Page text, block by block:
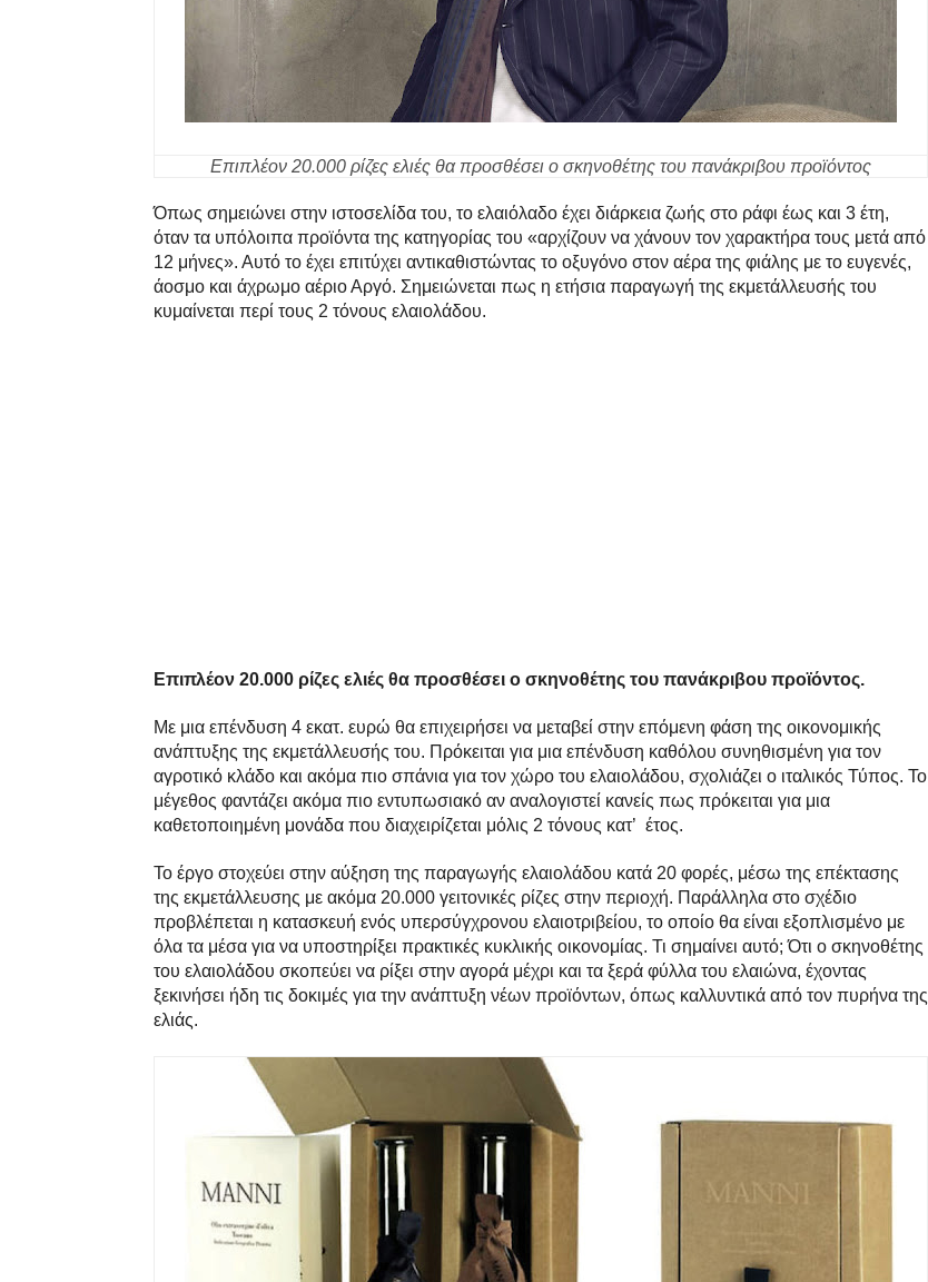
Επιπλέον 20.000 ρίζες ελιές θα προσθέσει ο σκηνοθέτης του πανάκριβου προϊόντος
Όπως σημειώνει στην ιστοσελίδα του, το ελαιόλαδο έχει διάρκεια ζωής στο ράφι έως και 3 έτη,
όταν τα υπόλοιπα προϊόντα της κατηγορίας του «αρχίζουν να χάνουν τον χαρακτήρα τους μετά από
12 μήνες». Αυτό το έχει επιτύχει αντικαθιστώντας το οξυγόνο στον αέρα της φιάλης με το ευγενές,
άοσμο και άχρωμο αέριο Αργό. Σημειώνεται πως η ετήσια παραγωγή της εκμετάλλευσής του
κυμαίνεται περί τους 2 τόνους ελαιολάδου.
Επιπλέον 20.000 ρίζες ελιές θα προσθέσει ο σκηνοθέτης του πανάκριβου προϊόντος.
Με μια επένδυση 4 εκατ. ευρώ θα επιχειρήσει να μεταβεί στην επόμενη φάση της οικονομικής
ανάπτυξης της εκμετάλλευσής του. Πρόκειται για μια επένδυση καθόλου συνηθισμένη για τον
αγροτικό κλάδο και ακόμα πιο σπάνια για τον χώρο του ελαιολάδου, σχολιάζει ο ιταλικός Τύπος. Το
μέγεθος φαντάζει ακόμα πιο εντυπωσιακό αν αναλογιστεί κανείς πως πρόκειται για μια
καθετοποιημένη μονάδα που διαχειρίζεται μόλις 2 τόνους κατ’ έτος.
Το έργο στοχεύει στην αύξηση της παραγωγής ελαιολάδου κατά 20 φορές, μέσω της επέκτασης
της εκμετάλλευσης με ακόμα 20.000 γειτονικές ρίζες στην περιοχή. Παράλληλα στο σχέδιο
προβλέπεται η κατασκευή ενός υπερσύγχρονου ελαιοτριβείου, το οποίο θα είναι εξοπλισμένο με
όλα τα μέσα για να υποστηρίξει πρακτικές κυκλικής οικονομίας. Τι σημαίνει αυτό; Ότι ο σκηνοθέτης
του ελαιολάδου σκοπεύει να ρίξει στην αγορά μέχρι και τα ξερά φύλλα του ελαιώνα, έχοντας
ξεκινήσει ήδη τις δοκιμές για την ανάπτυξη νέων προϊόντων, όπως καλλυντικά από τον πυρήνα της
ελιάς.